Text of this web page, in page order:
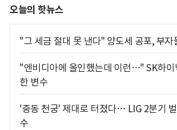
오늘의 핫뉴스
"그 세금 절대 못 낸다" 양도세 공포, 부자
"엔비디아에 올인했는데 이런…" SK하이
한 변수
'중동 천궁' 제대로 터졌다… LIG 2분기
수